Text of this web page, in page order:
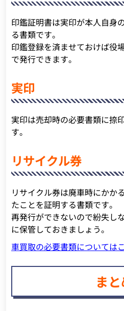
印鑑証明書は実印が本人自身
る書類です。
印鑑登録を済ませておけば役
で発行できます。
実印
実印は売却時の必要書類に捺
す。
リサイクル券
リサイクル券は廃車時にかか
たことを証明する書類です。
再発行ができないので紛失し
に保管しておきましょう。
車買取の必要書類については
ま